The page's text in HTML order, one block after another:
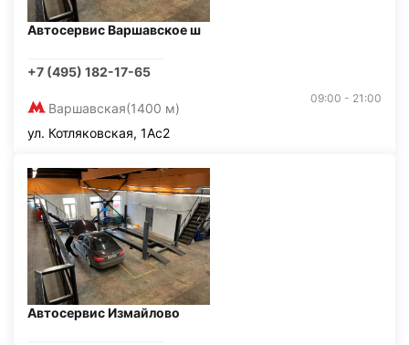
Автосервис Варшавское ш
+7 (495) 182-17-65
Варшавская(1400 м)
09:00 - 21:00
ул. Котляковская, 1Ас2
Автосервис Измайлово